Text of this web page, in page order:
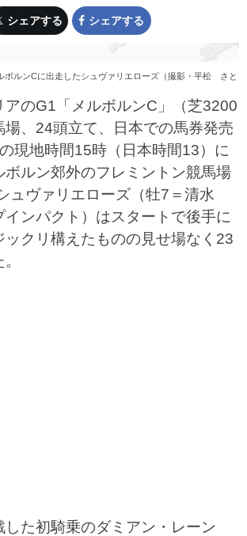
シェアする シェアする
ボルンCに出走したシュヴァリエローズ（撮影・平松 さと
のG1「メルボルンC」（芝3200
場、24頭立て、日本での馬券発売
現地時間15時（日本時間13）に
ボルン郊外のフレミントン競馬場
ュヴァリエローズ（牡7＝清水
インパクト）はスタートで後手に
ックリ構えたものの見せ場なく23
た初騎乗のダミアン・レーン